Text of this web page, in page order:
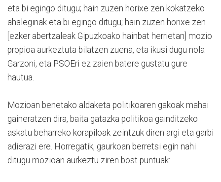
eta bi egingo ditugu; hain zuzen horixe zen kokatzeko
ahaleginak eta bi egingo ditugu; hain zuzen horixe zen
[ezker abertzaleak Gipuzkoako hainbat herrietan] mozio
propioa aurkeztuta bilatzen zuena, eta ikusi dugu nola
Garzoni, eta PSOEri ez zaien batere gustatu gure
hautua.
Mozioan benetako aldaketa politikoaren gakoak mahai
gaineratzen dira, baita gatazka politikoa gainditzeko
askatu beharreko korapiloak zeintzuk diren argi eta garbi
adierazi ere. Horregatik, gaurkoan berretsi egin nahi
ditugu mozioan aurkeztu ziren bost puntuak: